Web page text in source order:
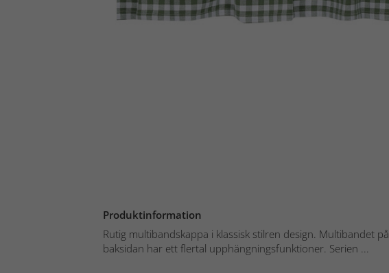
Produktinformation
Rutig multibandskappa i klassisk stilren design. Multibandet på
baksidan har ett flertal upphängningsfunktioner. Serien ...